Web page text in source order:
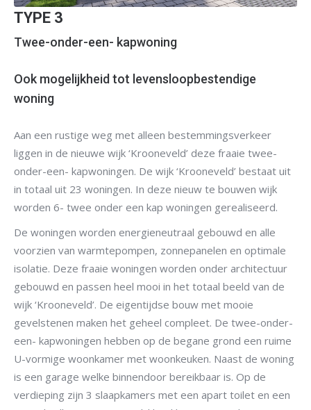
TYPE 3
Twee-onder-een- kapwoning
Ook mogelijkheid tot levensloopbestendige
woning
Aan een rustige weg met alleen bestemmingsverkeer
liggen in de nieuwe wijk ‘Krooneveld’ deze fraaie twee-
onder-een- kapwoningen. De wijk ‘Krooneveld’ bestaat uit
in totaal uit 23 woningen. In deze nieuw te bouwen wijk
worden 6- twee onder een kap woningen gerealiseerd.
De woningen worden energieneutraal gebouwd en alle
voorzien van warmtepompen, zonnepanelen en optimale
isolatie. Deze fraaie woningen worden onder architectuur
gebouwd en passen heel mooi in het totaal beeld van de
wijk ‘Krooneveld’. De eigentijdse bouw met mooie
gevelstenen maken het geheel compleet. De twee-onder-
een- kapwoningen hebben op de begane grond een ruime
U-vormige woonkamer met woonkeuken. Naast de woning
is een garage welke binnendoor bereikbaar is. Op de
verdieping zijn 3 slaapkamers met een apart toilet en een